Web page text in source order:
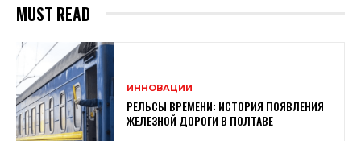
MUST READ
ИННОВАЦИИ
РЕЛЬСЫ ВРЕМЕНИ: ИСТОРИЯ ПОЯВЛЕНИЯ
ЖЕЛЕЗНОЙ ДОРОГИ В ПОЛТАВЕ